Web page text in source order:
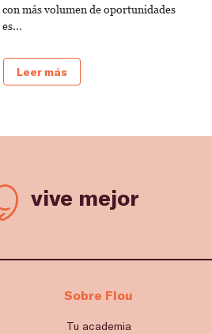
con más volumen de oportunidades
es...
Leer más
vive mejor
Sobre Flou
Tu academia